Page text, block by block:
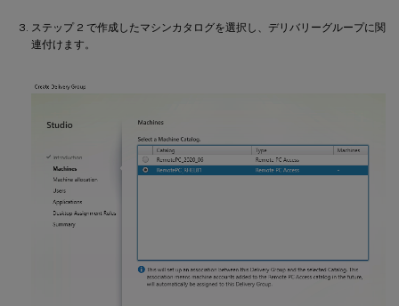
ステップ 2 で作成したマシンカタログを選択し、デリバリーグループに関
連付けます。